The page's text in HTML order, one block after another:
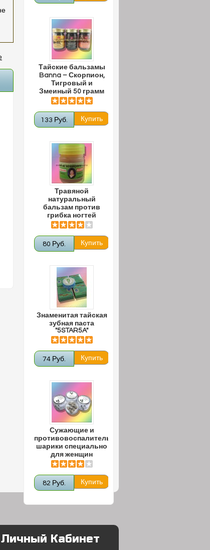
Тайские бальзамы
Banna – Скорпион,
Тигровый и
Змеиный 50 грамм
133 Руб.
Травяной
натуральный
бальзам против
грибка ногтей
80 Руб.
Знаменитая тайская
зубная паста
"5STAR5A"
74 Руб.
Сужающие и
противовоспалительные
шарики специально
для женщин
82 Руб.
Личный Кабинет